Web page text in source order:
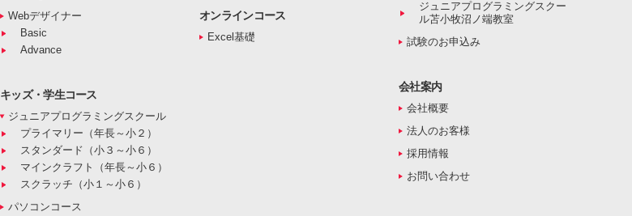
Webデザイナー
Basic
Advance
キッズ・学生コース
ジュニアプログラミングスクール
プライマリー（年長～小２）
スタンダード（小３～小６）
マインクラフト（年長～小６）
スクラッチ（小１～小６）
パソコンコース
オンラインコース
Excel基礎
ジュニアプログラミングスクー
ル苫小牧沼ノ端教室
試験のお申込み
会社案内
会社概要
法人のお客様
採用情報
お問い合わせ